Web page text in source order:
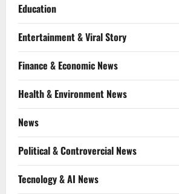
Education
Entertainment & Viral Story
Finance & Economic News
Health & Environment News
News
Political & Controvercial News
Tecnology & AI News